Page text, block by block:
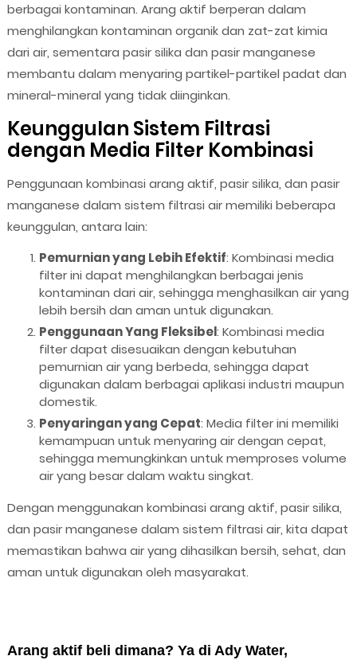
berbagai kontaminan. Arang aktif berperan dalam
menghilangkan kontaminan organik dan zat-zat kimia
dari air, sementara pasir silika dan pasir manganese
membantu dalam menyaring partikel-partikel padat dan
mineral-mineral yang tidak diinginkan.
Keunggulan Sistem Filtrasi
dengan Media Filter Kombinasi
Penggunaan kombinasi arang aktif, pasir silika, dan pasir
manganese dalam sistem filtrasi air memiliki beberapa
keunggulan, antara lain:
Pemurnian yang Lebih Efektif: Kombinasi media
filter ini dapat menghilangkan berbagai jenis
kontaminan dari air, sehingga menghasilkan air yang
lebih bersih dan aman untuk digunakan.
Penggunaan Yang Fleksibel: Kombinasi media
filter dapat disesuaikan dengan kebutuhan
pemurnian air yang berbeda, sehingga dapat
digunakan dalam berbagai aplikasi industri maupun
domestik.
Penyaringan yang Cepat: Media filter ini memiliki
kemampuan untuk menyaring air dengan cepat,
sehingga memungkinkan untuk memproses volume
air yang besar dalam waktu singkat.
Dengan menggunakan kombinasi arang aktif, pasir silika,
dan pasir manganese dalam sistem filtrasi air, kita dapat
memastikan bahwa air yang dihasilkan bersih, sehat, dan
aman untuk digunakan oleh masyarakat.
Arang aktif beli dimana? Ya di Ady Water,